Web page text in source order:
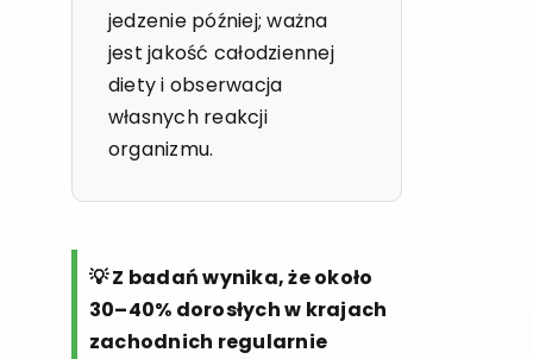
jedzenie później; ważna
jest jakość całodziennej
diety i obserwacja
własnych reakcji
organizmu.
💡 Z badań wynika, że około
30–40% dorosłych w krajach
zachodnich regularnie